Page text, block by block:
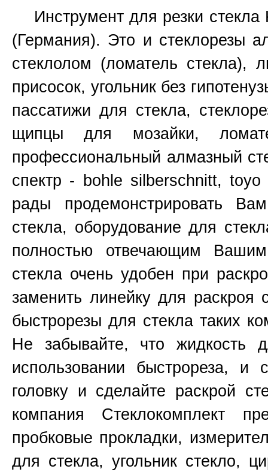
Инструмент для резки стекла
(Германия). Это и стеклорезы
стеклолом (ломатель стекла),
присосок, угольник без
пассатижи для стекла,
щипцы для мозайки,
профессиональный алмазный
спектр - bohle silberschnitt,
рады продемонстрировать
стекла, оборудование для
полностью отвечающим
стекла очень удобен при
заменить линейку для раскроя
быстрорезы для стекла таких
Не забывайте, что жидкость
использовании быстрореза, и
головку и сделайте раскрой
компания Стеклокомплект
пробковые прокладки,
для стекла, угольник стекло,